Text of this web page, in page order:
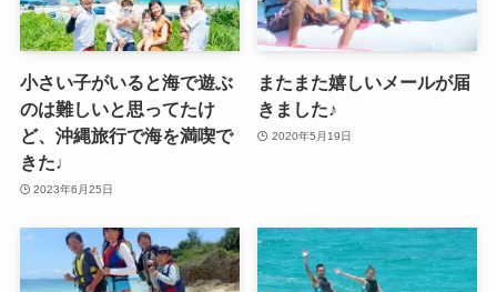
小さい子がいると海で遊ぶ
のは難しいと思ってたけ
ど、沖縄旅行で海を満喫で
きた♩
2023年6月25日
またまた嬉しいメールが届
きました♪
2020年5月19日